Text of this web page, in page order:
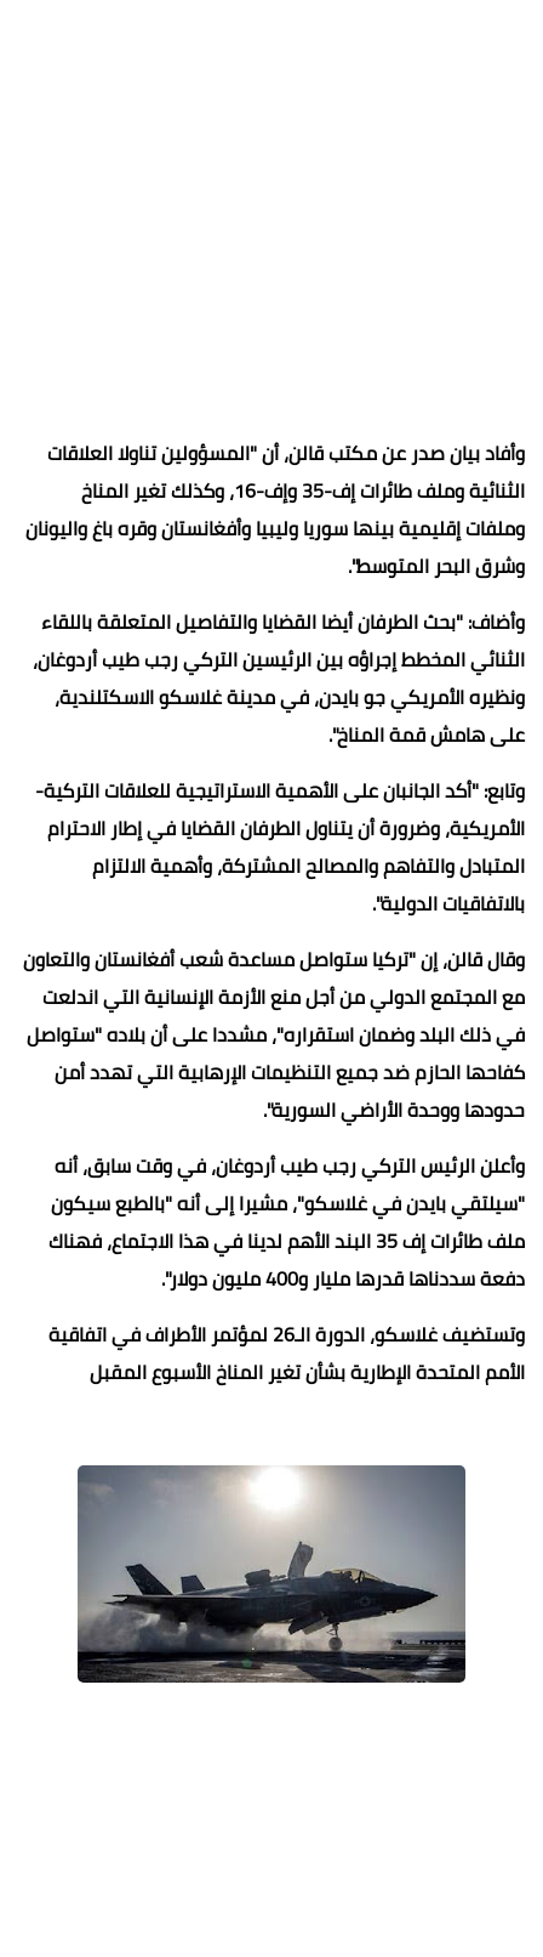
وأفاد بيان صدر عن مكتب قالن، أن "المسؤولين تناولا العلاقات
الثنائية وملف طائرات إف-35 وإف-16، وكذلك تغير المناخ
وملفات إقليمية بينها سوريا وليبيا وأفغانستان وقره باغ واليونان
وشرق البحر المتوسط".
وأضاف: "بحث الطرفان أيضا القضايا والتفاصيل المتعلقة باللقاء
الثنائي المخطط إجراؤه بين الرئيسين التركي رجب طيب أردوغان،
ونظيره الأمريكي جو بايدن، في مدينة غلاسكو الاسكتلندية،
على هامش قمة المناخ".
وتابع: "أكد الجانبان على الأهمية الاستراتيجية للعلاقات التركية-
الأمريكية، وضرورة أن يتناول الطرفان القضايا في إطار الاحترام
المتبادل والتفاهم والمصالح المشتركة، وأهمية الالتزام
بالاتفاقيات الدولية".
وقال قالن، إن "تركيا ستواصل مساعدة شعب أفغانستان والتعاون
مع المجتمع الدولي من أجل منع الأزمة الإنسانية التي اندلعت
في ذلك البلد وضمان استقراره"، مشددا على أن بلاده "ستواصل
كفاحها الحازم ضد جميع التنظيمات الإرهابية التي تهدد أمن
حدودها ووحدة الأراضي السورية".
وأعلن الرئيس التركي رجب طيب أردوغان، في وقت سابق، أنه
"سيلتقي بايدن في غلاسكو"، مشيرا إلى أنه "بالطبع سيكون
ملف طائرات إف 35 البند الأهم لدينا في هذا الاجتماع، فهناك
دفعة سددناها قدرها مليار و400 مليون دولار".
وتستضيف غلاسكو، الدورة الـ26 لمؤتمر الأطراف في اتفاقية
الأمم المتحدة الإطارية بشأن تغير المناخ الأسبوع المقبل